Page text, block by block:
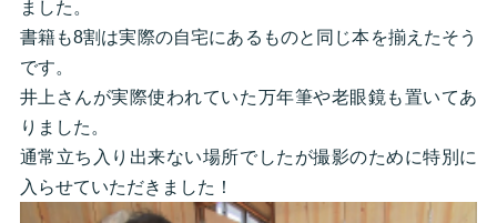
ました。
書籍も8割は実際の自宅にあるものと同じ本を揃えたそう
です。
井上さんが実際使われていた万年筆や老眼鏡も置いてあ
りました。
通常立ち入り出来ない場所でしたが撮影のために特別に
入らせていただきました！